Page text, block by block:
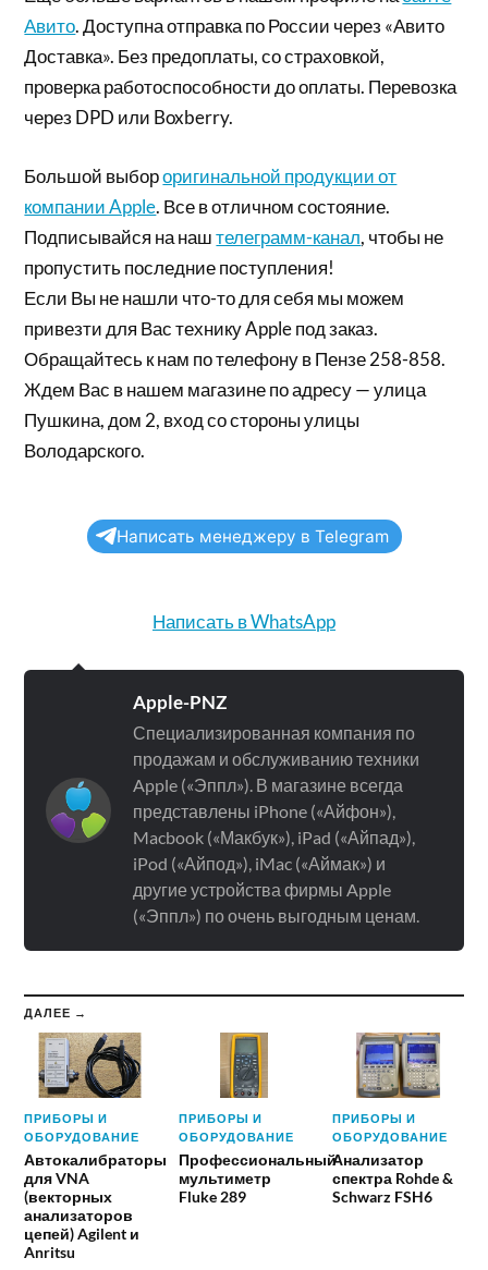
Авито. Доступна отправка по России через «Авито
Доставка». Без предоплаты, со страховкой,
проверка работоспособности до оплаты. Перевозка
через DPD или Boxberry.
Большой выбороригинальной продукции от
компании Apple. Все в отличном состояние.
Подписывайся на наштелеграмм-канал, чтобы не
пропустить последние поступления!
Если Вы не нашли что-то для себя мы можем
привезти для Вас технику Apple под заказ.
Обращайтесь к нам по телефону в Пензе 258-858.
Ждем Вас в нашем магазине по адресу — улица
Пушкина, дом 2, вход со стороны улицы
Володарского.
Написать менеджеру в Telegram
Написать в WhatsApp
Apple-PNZ
Специализированная компания по
продажам и обслуживанию техники
Apple («Эппл»). В магазине всегда
представлены iPhone («Айфон»),
Macbook («Макбук»), iPad («Айпад»),
iPod («Айпод»), iMac («Аймак») и
другие устройства фирмы Apple
(«Эппл») по очень выгодным ценам.
ДАЛЕЕ →
ПРИБОРЫ И
ОБОРУДОВАНИЕ
Автокалибраторы
для VNA
(векторных
анализаторов
цепей) Agilent и
Anritsu
ПРИБОРЫ И
ОБОРУДОВАНИЕ
Профессиональный
мультиметр
Fluke 289
ПРИБОРЫ И
ОБОРУДОВАНИЕ
Анализатор
спектра Rohde &
Schwarz FSH6